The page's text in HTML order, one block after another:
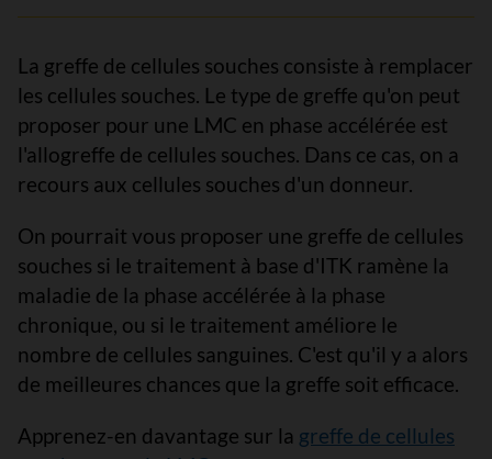
La greffe de cellules souches consiste à remplacer
les cellules souches. Le type de greffe qu'on peut
proposer pour une LMC en phase accélérée est
l'allogreffe de cellules souches. Dans ce cas, on a
recours aux cellules souches d'un donneur.
On pourrait vous proposer une greffe de cellules
souches si le traitement à base d'ITK ramène la
maladie de la phase accélérée à la phase
chronique, ou si le traitement améliore le
nombre de cellules sanguines. C'est qu'il y a alors
de meilleures chances que la greffe soit efficace.
Apprenez-en davantage sur la greffe de cellules